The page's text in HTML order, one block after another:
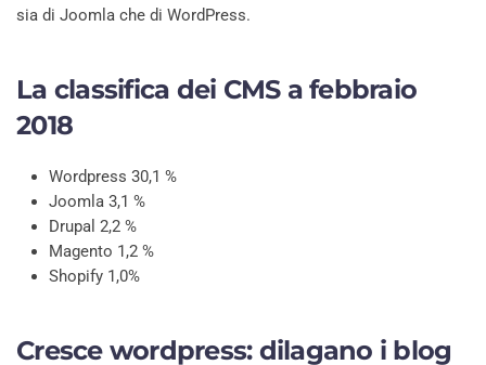
sia di Joomla che di WordPress.
La classifica dei CMS a febbraio
2018
Wordpress 30,1 %
Joomla 3,1 %
Drupal 2,2 %
Magento 1,2 %
Shopify 1,0%
Cresce wordpress: dilagano i blog